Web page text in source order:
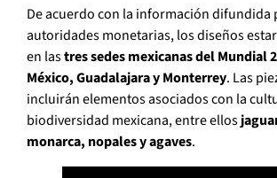
De acuerdo con la información difundida
autoridades monetarias, los diseños
en lastres sedes mexicanas del Mundial
México, Guadalajara y Monterrey. Las
incluirán elementos asociados con la
biodiversidad mexicana, entre ellos
monarca, nopales y agaves.